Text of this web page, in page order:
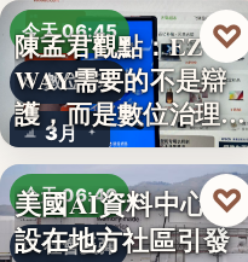
今天 06:45
數位治理
3月
陳孟君觀點：EZ
WAY需要的不是辯
護，而是數位治理的
升…
♡
今天 06:40
社會反彈
美國AI資料中心建
設在地方社區引發
♡